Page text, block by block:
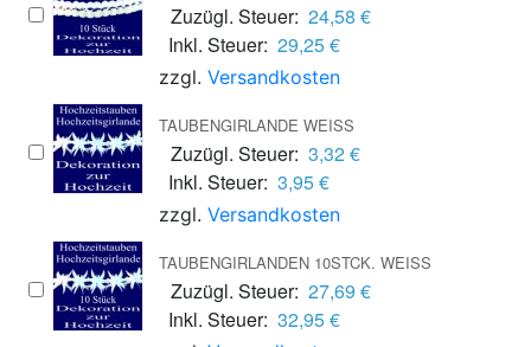
Zuzügl. Steuer: 24,58 €
Inkl. Steuer: 29,25 €
zzgl. Versandkosten
TAUBENGIRLANDE WEISS
Zuzügl. Steuer: 3,32 €
Inkl. Steuer: 3,95 €
zzgl. Versandkosten
TAUBENGIRLANDEN 10STCK. WEISS
Zuzügl. Steuer: 27,69 €
Inkl. Steuer: 32,95 €